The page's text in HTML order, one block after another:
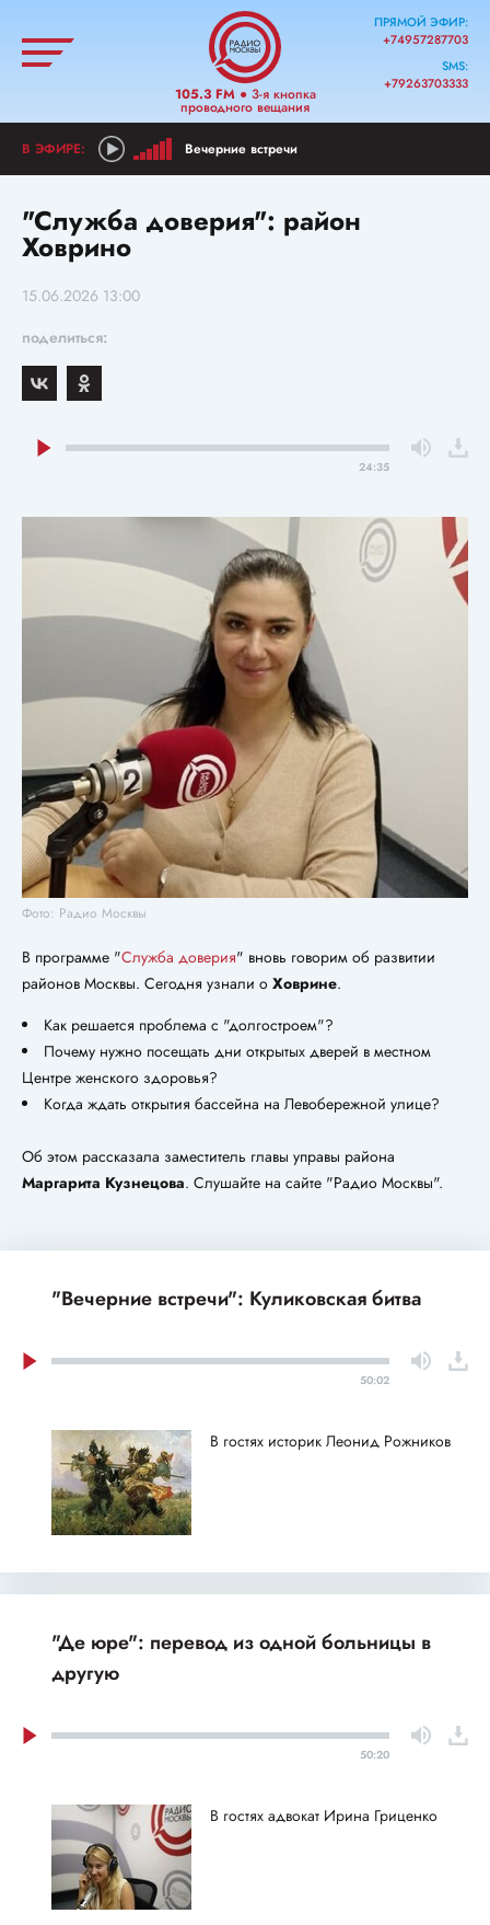
105.3 FM● 3-я кнопка
проводного вещания
ПРЯМОЙ ЭФИР:
+74957287703
SMS:
+79263703333
Вечерние встречи
"Служба доверия": район
Ховрино
15.06.2026 13:00
поделиться:
24:35
Фото: Радио Москвы
В программе "Служба доверия" вновь говорим об развитии
районов Москвы. Сегодня узнали о Ховрине.
Как решается проблема с "долгостроем"?
Почему нужно посещать дни открытых дверей в местном
Центре женского здоровья?
Когда ждать открытия бассейна на Левобережной улице?
Об этом рассказала заместитель главы управы района
Маргарита Кузнецова. Слушайте на сайте "Радио Москвы".
"Вечерние встречи": Куликовская битва
50:02
В гостях историк Леонид Рожников
"Де юре": перевод из одной больницы в
другую
50:20
В гостях адвокат Ирина Гриценко